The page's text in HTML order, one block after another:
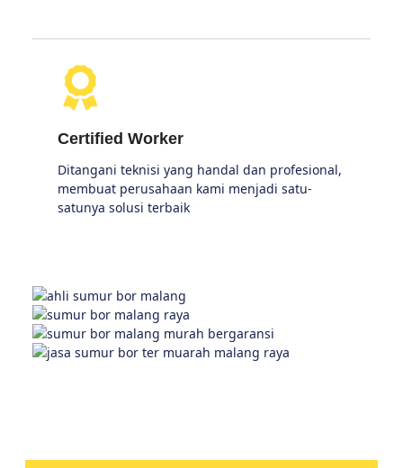
Certified Worker
Ditangani teknisi yang handal dan profesional,
membuat perusahaan kami menjadi satu-
satunya solusi terbaik